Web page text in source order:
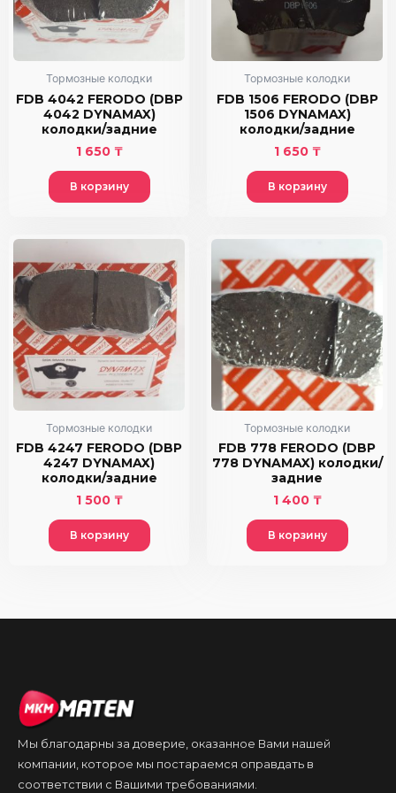
Тормозные колодки
FDB 4042 FERODO (DBP
4042 DYNAMAX)
колодки/задние
1 650 ₸
В корзину
Тормозные колодки
FDB 1506 FERODO (DBP
1506 DYNAMAX)
колодки/задние
1 650 ₸
В корзину
Тормозные колодки
FDB 4247 FERODO (DBP
4247 DYNAMAX)
колодки/задние
1 500 ₸
В корзину
Тормозные колодки
FDB 778 FERODO (DBP
778 DYNAMAX) колодки/
задние
1 400 ₸
В корзину
Мы благодарны за доверие, оказанное Вами нашей
компании, которое мы постараемся оправдать в
соответствии с Вашими требованиями.